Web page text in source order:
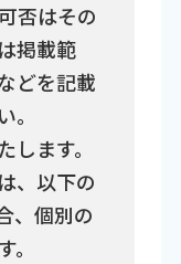
否はその
掲載範
どを記載
ます。
、以下の
、個別の